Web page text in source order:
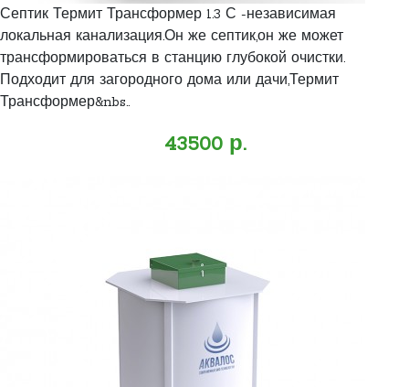
Септик Термит Трансформер 1.3 С -независимая
локальная канализация.Он же септик,он же может
трансформироваться в станцию глубокой очистки.
Подходит для загородного дома или дачи,Термит
Трансформер&nbs..
43500 р.